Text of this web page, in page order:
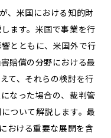
、米国における知的財
ます。米国で事業を行
とともに、米国外で行
賠償の分野における最
て、それらの検討を行
なった場合の、裁判管
ついて解説します。最
おける重要な展開を含